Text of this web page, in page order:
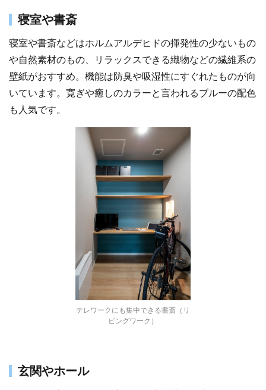
寝室や書斎
寝室や書斎などはホルムアルデヒドの揮発性の少ないもの
や自然素材のもの、リラックスできる織物などの繊維系の
壁紙がおすすめ。機能は防臭や吸湿性にすぐれたものが向
いています。寛ぎや癒しのカラーと言われるブルーの配色
も人気です。
テレワークにも集中できる書斎（リ
ビングワーク）
玄関やホール